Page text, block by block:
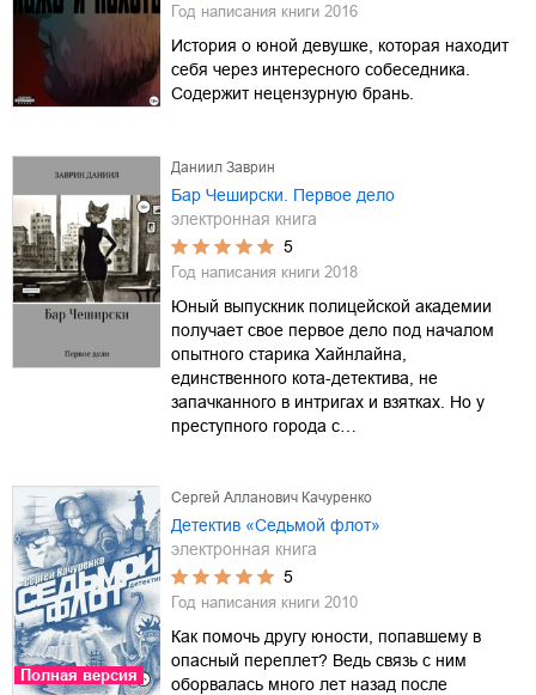
Год написания книги 2016
История о юной девушке, которая находит
себя через интересного собеседника.
Содержит нецензурную брань.
Даниил Заврин
Бар Чеширски. Первое дело
электронная книга
5
Год написания книги 2018
Юный выпускник полицейской академии
получает свое первое дело под началом
опытного старика Хайнлайна,
единственного кота-детектива, не
запачканного в интригах и взятках. Но у
преступного города с…
Полная версия
Сергей Алланович Качуренко
Детектив «Седьмой флот»
электронная книга
5
Год написания книги 2010
Как помочь другу юности, попавшему в
опасный переплет? Ведь связь с ним
оборвалась много лет назад после